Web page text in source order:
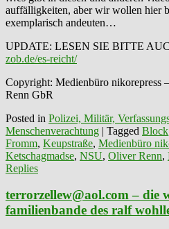
auffälligkeiten, aber wir wollen hier
exemplarisch andeuten…
UPDATE: LESEN SIE BITTE
zob.de/es-reicht/
Copyright: Medienbüro nikorepress
Renn GbR
Posted in Polizei, Militär,
Menschenverachtung | Tagged Block
Fromm, Keupstraße, Medienbüro
Ketschagmadse, NSU, Oliver Renn,
Replies
terrorzellew@aol.com – die
familienbande des ralf